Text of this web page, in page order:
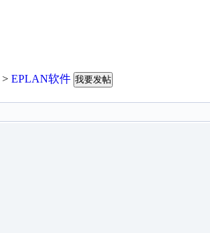
> EPLAN软件 我要发帖